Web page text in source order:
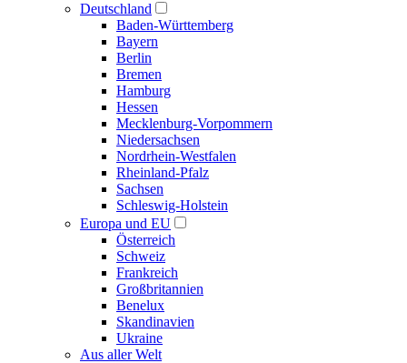
Deutschland
Baden-Württemberg
Bayern
Berlin
Bremen
Hamburg
Hessen
Mecklenburg-Vorpommern
Niedersachsen
Nordrhein-Westfalen
Rheinland-Pfalz
Sachsen
Schleswig-Holstein
Europa und EU
Österreich
Schweiz
Frankreich
Großbritannien
Benelux
Skandinavien
Ukraine
Aus aller Welt